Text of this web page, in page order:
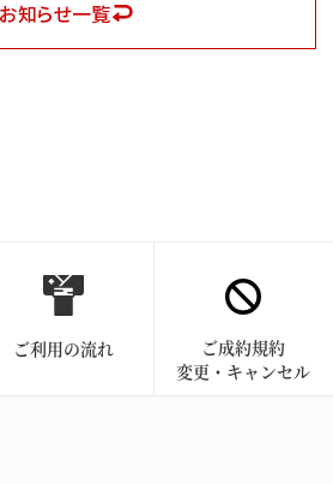
お知らせ一覧
ご利用の流れ
ご成約規約
変更・キャンセル